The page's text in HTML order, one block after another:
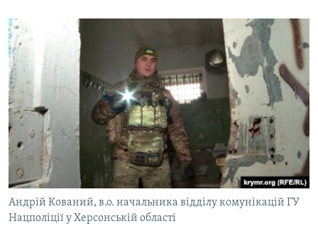
Андрій Кований, в.о. начальника відділу комунікацій ГУ
Нацполіції у Херсонській області